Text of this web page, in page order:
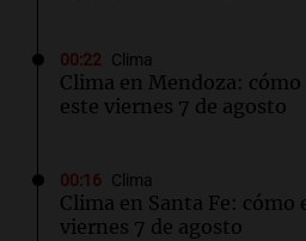
00:22 Clima
Clima en Mendoza:
este viernes 7 de agosto
00:16 Clima
Clima en Santa Fe: cómo
viernes 7 de agosto